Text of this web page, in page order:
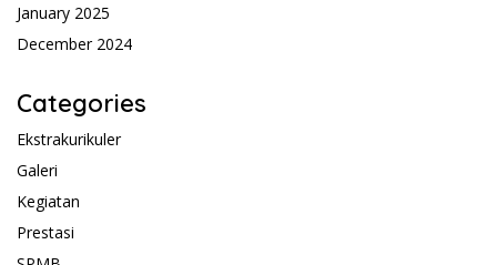
January 2025
December 2024
Categories
Ekstrakurikuler
Galeri
Kegiatan
Prestasi